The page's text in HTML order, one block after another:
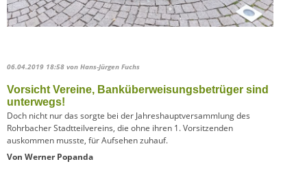
06.04.2019 18:58 von Hans-Jürgen Fuchs
Vorsicht Vereine, Banküberweisungsbetrüger sind
unterwegs!
Doch nicht nur das sorgte bei der Jahreshauptversammlung des
Rohrbacher Stadtteilvereins, die ohne ihren 1. Vorsitzenden
auskommen musste, für Aufsehen zuhauf.
Von Werner Popanda